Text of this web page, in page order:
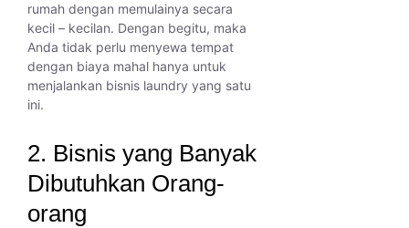
rumah dengan memulainya secara
kecil – kecilan. Dengan begitu, maka
Anda tidak perlu menyewa tempat
dengan biaya mahal hanya untuk
menjalankan bisnis laundry yang satu
ini.
2. Bisnis yang Banyak
Dibutuhkan Orang-
orang